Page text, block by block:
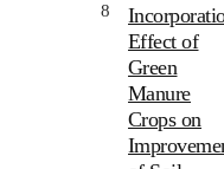
8
Effect of
Green
Manure
Crops on